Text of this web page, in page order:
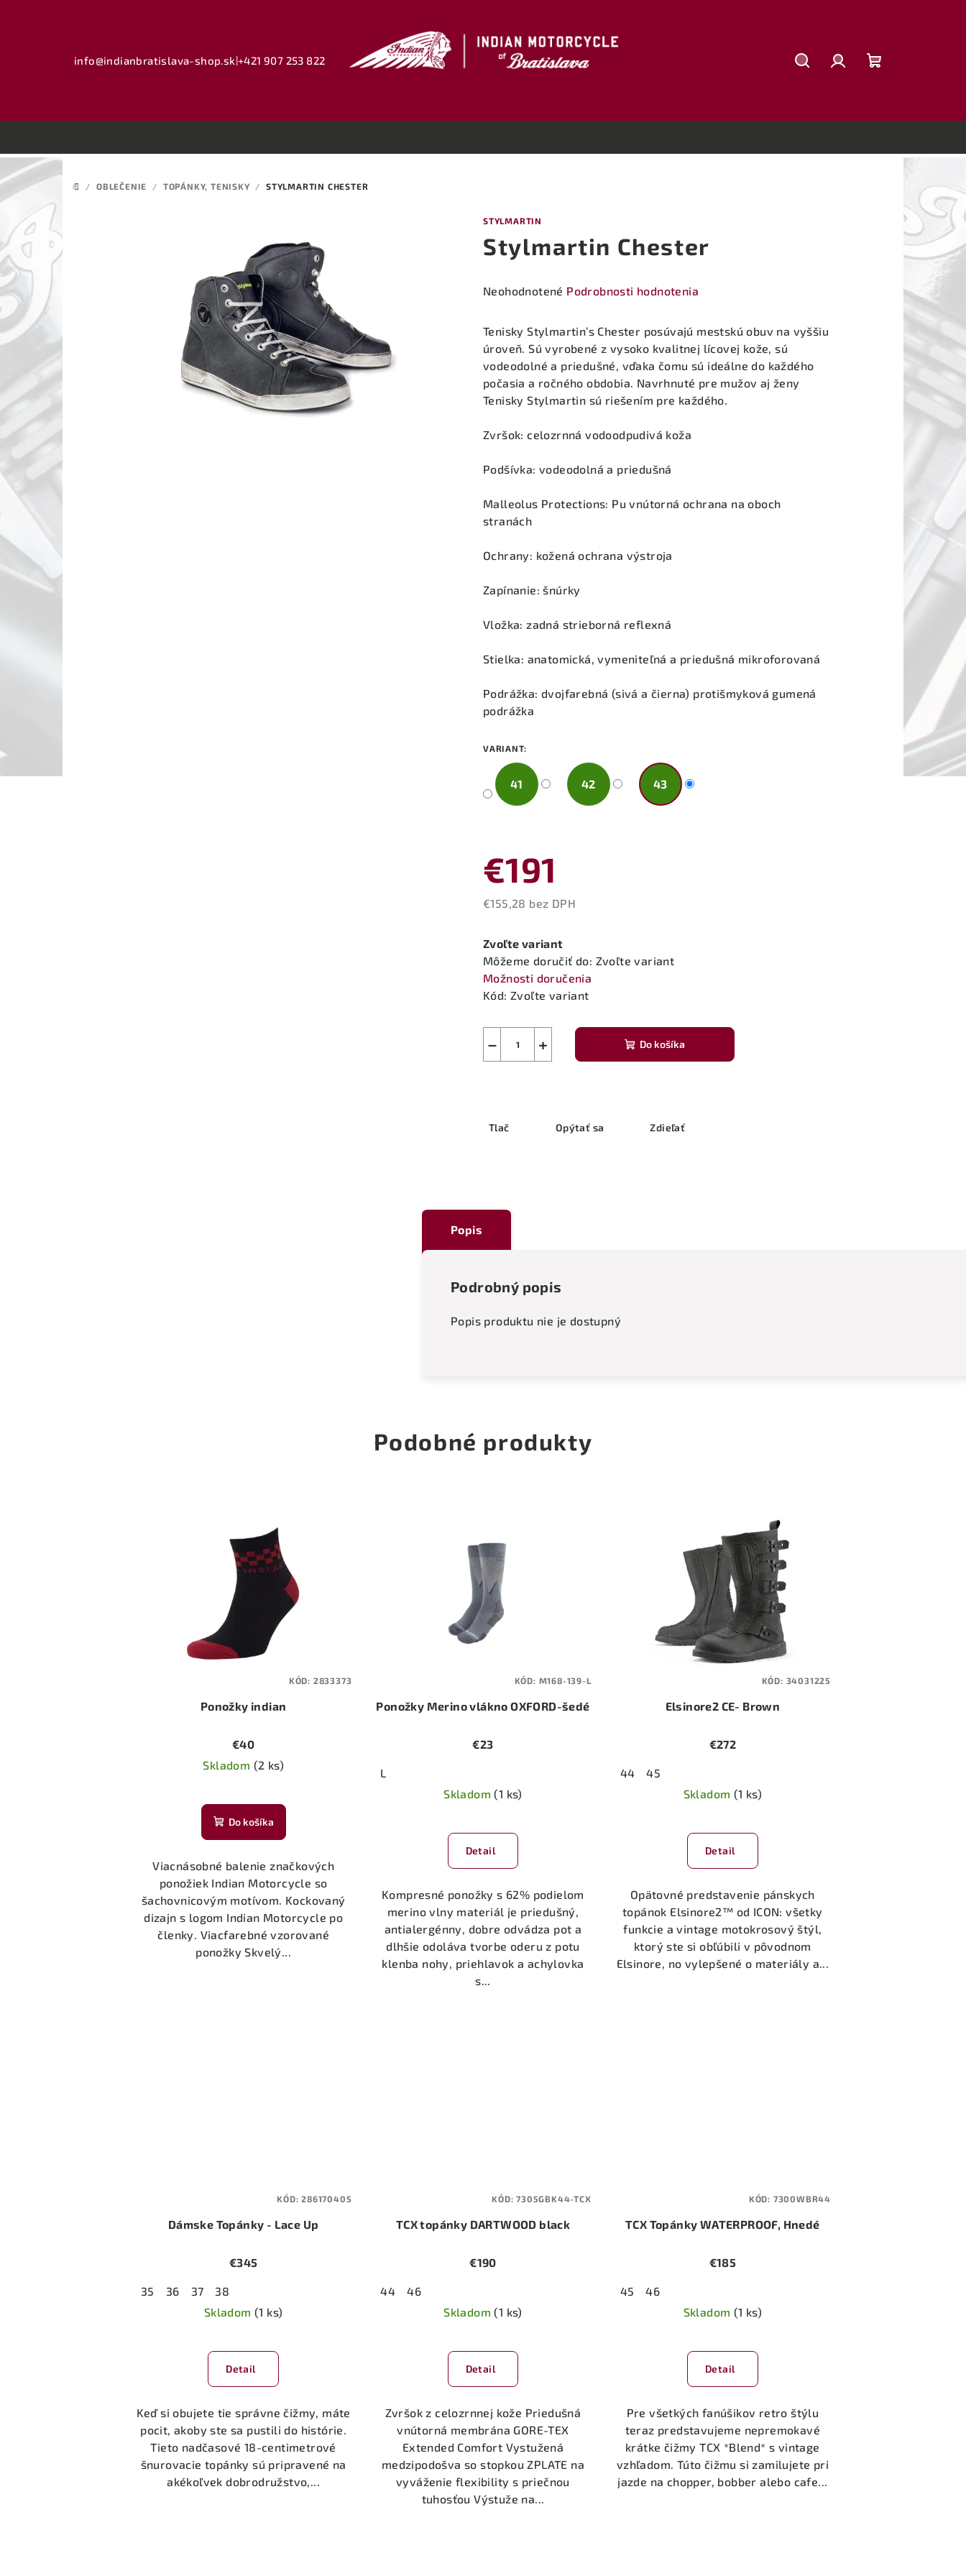
info@indianbratislava-shop.sk|+421 907 253 822
košík
DOMOV
/ OBLEČENIE / TOPÁNKY, TENISKY / STYLMARTIN CHESTER
STYLMARTIN
Stylmartin Chester
Priemerné
produktu
je
5
hviezdičiek.
Neohodnotené Podrobnosti hodnotenia
Tenisky Stylmartin’s Chester posúvajú mestskú obuv na vyššiu
úroveň. Sú vyrobené z vysoko kvalitnej lícovej kože, sú
vodeodolné a priedušné, vďaka čomu sú ideálne do každého
počasia a ročného obdobia. Navrhnuté pre mužov aj ženy
Tenisky Stylmartin sú riešením pre každého.
Zvršok: celozrnná vodoodpudivá koža
Podšívka: vodeodolná a priedušná
Malleolus Protections: Pu vnútorná ochrana na oboch
stranách
Ochrany: kožená ochrana výstroja
Zapínanie: šnúrky
Vložka: zadná strieborná reflexná
Stielka: anatomická, vymeniteľná a priedušná mikroforovaná
Podrážka: dvojfarebná (sivá a čierna) protišmyková gumená
podrážka
VARIANT:
41 42 43
€191
€155,28 bez DPH
cena:
Zvoľte variant
Môžeme doručiť do: Zvoľte variant
Možnosti doručenia
Kód: Zvoľte variant
+
− Do košíka
Tlač Opýtať sa Zdieľať
Popis
Podrobný popis
Popis produktu nie je dostupný
Podobné produkty
Ponožky indian
€40
Skladom (2 ks)
Do košíka
Viacnásobné balenie značkových
ponožiek Indian Motorcycle so
šachovnicovým motívom. Kockovaný
dizajn s logom Indian Motorcycle po
členky. Viacfarebné vzorované
ponožky Skvelý...
KÓD: 2833373
Ponožky Merino vlákno OXFORD-šedé
€23
L
Skladom(1 ks)
Detail
Kompresné ponožky s 62% podielom
merino vlny materiál je priedušný,
antialergénny, dobre odvádza pot a
dlhšie odoláva tvorbe oderu z potu
klenba nohy, priehlavok a achylovka
s...
KÓD: M168-139-L
Elsinore2 CE- Brown
€272
44
45
Skladom (1 ks)
Detail
Opätovné predstavenie pánskych
topánok Elsinore2™ od ICON: všetky
funkcie a vintage motokrosový štýl,
ktorý ste si obľúbili v pôvodnom
Elsinore, no vylepšené o materiály a...
KÓD: 34031225
Dámske Topánky - Lace Up
€345
35 36 37
38
Skladom(1 ks)
hodnotenie
produktu
je
5,0
z
5
hviezdičiek.
Detail
Keď si obujete tie správne čižmy, máte
pocit, akoby ste sa pustili do histórie.
Tieto nadčasové 18-centimetrové
šnurovacie topánky sú pripravené na
akékoľvek dobrodružstvo,...
KÓD:286170405
TCX topánky DARTWOOD black
€190
44
46
Skladom(1 ks)
Detail
Zvršok z celozrnnej kože Priedušná
vnútorná membrána GORE-TEX
Extended Comfort Vystužená
medzipodošva so stopkou ZPLATE na
vyváženie flexibility s priečnou
tuhosťou Výstuže na...
KÓD:7305GBK44-TCX
TCX Topánky WATERPROOF, Hnedé
€185
45
46
Skladom (1 ks)
Detail
Pre všetkých fanúšikov retro štýlu
teraz predstavujeme nepremokavé
krátke čižmy TCX *Blend* s vintage
vzhľadom. Túto čižmu si zamilujete pri
jazde na chopper, bobber alebo cafe...
KÓD: 7300WBR44